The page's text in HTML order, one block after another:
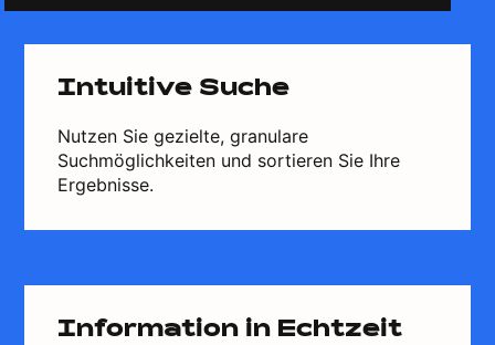
Intuitive Suche
Nutzen Sie gezielte, granulare
Suchmöglichkeiten und sortieren Sie Ihre
Ergebnisse.
Information in Echtzeit